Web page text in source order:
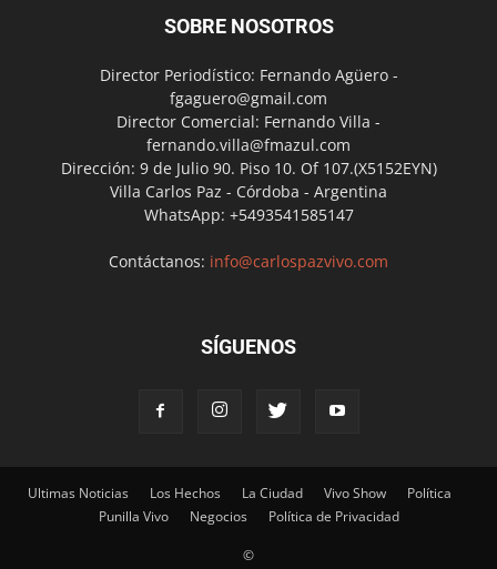
SOBRE NOSOTROS
Director Periodístico: Fernando Agüero -
fgaguero@gmail.com
Director Comercial: Fernando Villa -
fernando.villa@fmazul.com
Dirección: 9 de Julio 90. Piso 10. Of 107.(X5152EYN)
Villa Carlos Paz - Córdoba - Argentina
WhatsApp: +5493541585147
Contáctanos: info@carlospazvivo.com
SÍGUENOS
Ultimas Noticias Los Hechos La Ciudad Vivo Show
Política
Punilla Vivo
Negocios Política de Privacidad
©